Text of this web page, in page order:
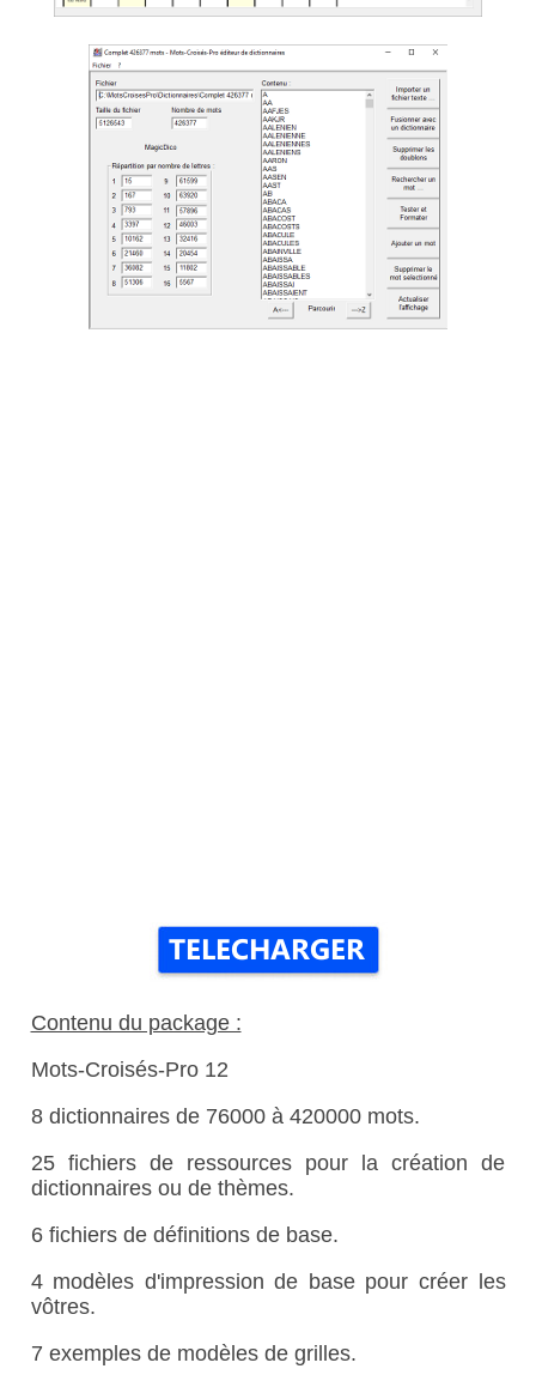
Contenu du package :
Mots-Croisés-Pro 12
8 dictionnaires de 76000 à 420000 mots.
25 fichiers de ressources pour la création de
dictionnaires ou de thèmes.
6 fichiers de définitions de base.
4 modèles d'impression de base pour créer les
vôtres.
7 exemples de modèles de grilles.